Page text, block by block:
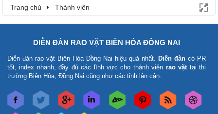
Trang chủ Thành viên
DIỄN ĐÀN RAO VẶT BIÊN HÒA ĐỒNG NAI
Diễn đàn rao vặt Biên Hòa Đồng Nai hiệu quả nhất. Diễn đàn có PR
tốt, index nhanh, đầy đủ các lĩnh vực cho thành viên rao vặttại thị
trường Biên Hòa, Đồng Nai cũng như các tỉnh lân cận.